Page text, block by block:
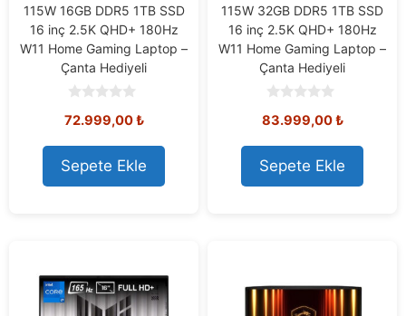
115W 16GB DDR5 1TB SSD
16 inç 2.5K QHD+ 180Hz
W11 Home Gaming Laptop –
Çanta Hediyeli
o
t
o
f
5
72.999,00₺
Sepete Ekle
115W 32GB DDR5 1TB SSD
16 inç 2.5K QHD+ 180Hz
W11 Home Gaming Laptop –
Çanta Hediyeli
o
t
o
f
5
83.999,00₺
Sepete Ekle